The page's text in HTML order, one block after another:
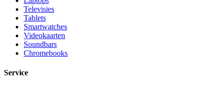
Televisies
Tablets
Smartwatches
Videokaarten
Soundbars
Chromebooks
Service